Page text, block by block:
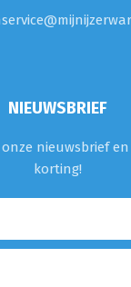
NIEUWSBRIEF
nieuwsbrief
korting!